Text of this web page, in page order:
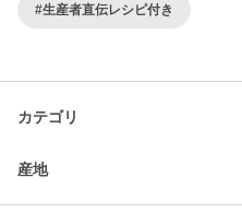
#生産者直伝レシピ付き
カテゴリ
産地